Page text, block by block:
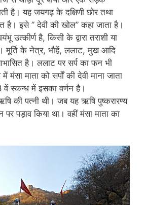
है। यह जयगढ़ के दक्षिणी छोर तथा
है। इसे ” देवी की खोल” कहा जाता है।
उत्कीर्ण है, किसी के द्वारा तराशी या
मूर्ति के नेत्र, भौहें, ललाट, मुख आदि
है। ललाट पर सर्प का फन भी
मंसा माता को सर्पों की देवी माना जाता
स्कन्ध में इसका वर्णन है।
की पत्नी थी। जब यह ऋषि पुष्करारण्य
पर पड़ाव किया था। वहीं मंसा माता का